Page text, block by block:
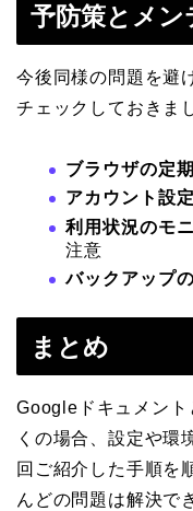
予防策とメン
今後同様の問題を避
チェックしておきま
ブラウザの定
アカウント設
利用状況のモ
注意
バックアップ
まとめ
Googleドキュメン
くの場合、設定や環
回ご紹介した手順を
んどの問題は解決で